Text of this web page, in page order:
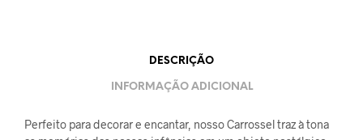
DESCRIÇÃO
INFORMAÇÃO ADICIONAL
Perfeito para decorar e encantar, nosso Carrossel traz à tona